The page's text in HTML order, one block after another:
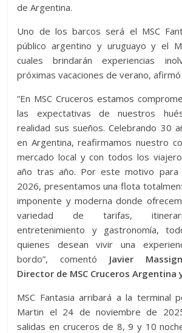
de Argentina.
Uno de los barcos será el MSC
público argentino y uruguayo y el
cuales brindarán experiencias
próximas vacaciones de verano,
“En MSC Cruceros estamos
las expectativas de nuestros
realidad sus sueños. Celebrando 30
en Argentina, reafirmamos nuestro
mercado local y con todos los
año tras año. Por este motivo
2026, presentamos una flota
imponente y moderna donde
variedad de tarifas,
entretenimiento y gastronomía,
quienes desean vivir una
bordo”, comentó Javier
Director de MSC Cruceros Argentina
MSC Fantasia arribará a la terminal
Martin el 24 de noviembre de
salidas en cruceros de 8, 9 y 10